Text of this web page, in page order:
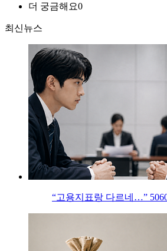
더 궁금해요0
최신뉴스
“고용지표랑 다르네…”